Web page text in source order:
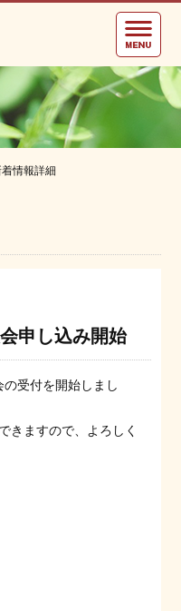
大学教育学部附属中学校
情報詳細
申し込み開始
受付を開始しまし
きますので、よろしく